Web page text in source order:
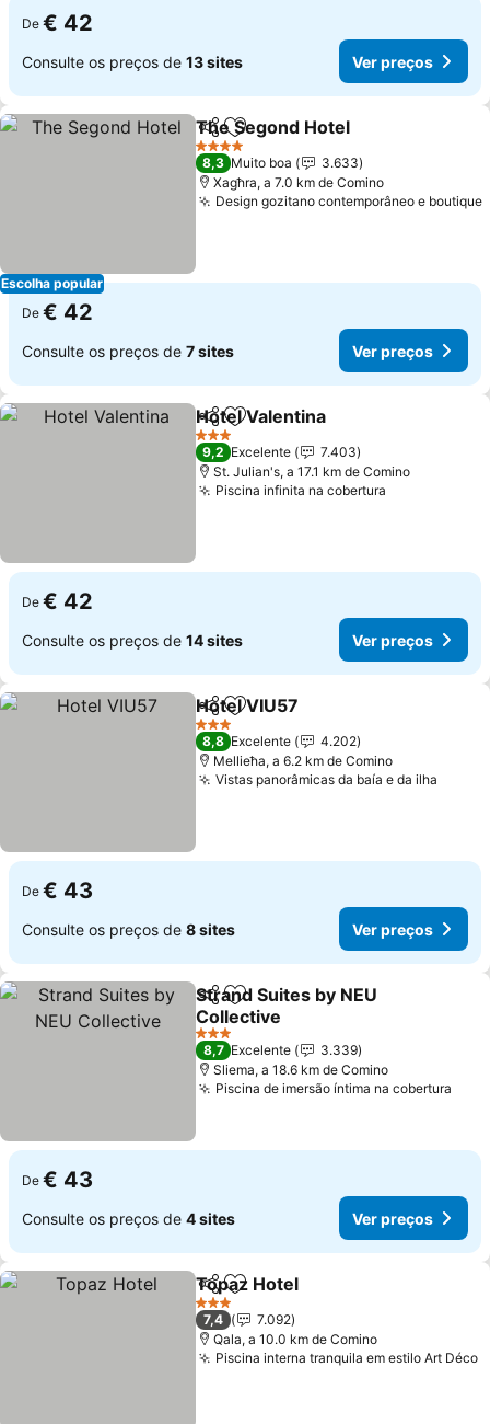
De € 42
Consulte os preços de 13 sites Ver preços
Escolha popular
PartilharAdicionar aos favoritos
The Segond Hotel
4 Estrelas
8,3 Muito boa
3.633
Xagħra, a 7.0 km de Comino
Design gozitano contemporâneo e boutique
De € 42
Consulte os preços de 7 sites Ver preços
PartilharAdicionar aos favoritos
Hotel Valentina
3 Estrelas
9,2 Excelente
7.403
St. Julian's, a 17.1 km de Comino
Piscina infinita na cobertura
De € 42
Consulte os preços de 14 sites Ver preços
PartilharAdicionar aos favoritos
Hotel VIU57
3 Estrelas
8,8 Excelente
4.202
Mellieħa, a 6.2 km de Comino
Vistas panorâmicas da baía e da ilha
De € 43
Consulte os preços de 8 sites Ver preços
PartilharAdicionar aos favoritos
Strand Suites by NEU
Collective
3 Estrelas
8,7 Excelente
3.339
Sliema, a 18.6 km de Comino
Piscina de imersão íntima na cobertura
De € 43
Consulte os preços de 4 sites Ver preços
PartilharAdicionar aos favoritos
Topaz Hotel
3 Estrelas
7,4
7.092
Qala, a 10.0 km de Comino
Piscina interna tranquila em estilo Art Déco